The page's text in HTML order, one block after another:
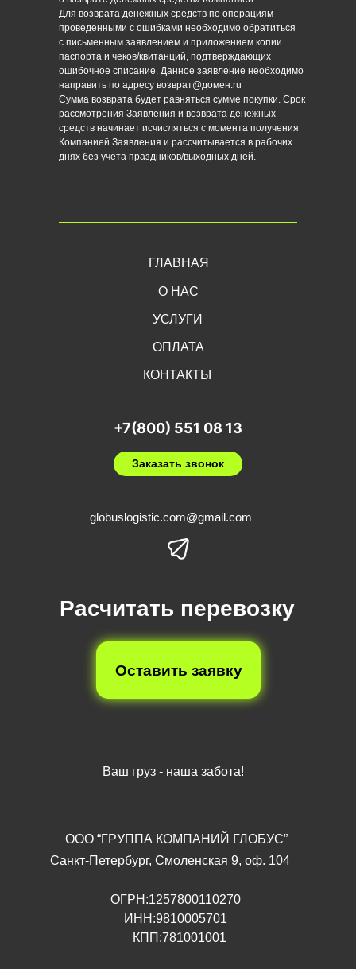
Для возврата денежных средств по операциям
проведенными с ошибками необходимо обратиться
с письменным заявлением и приложением копии
паспорта и чеков/квитанций, подтверждающих
ошибочное списание. Данное заявление необходимо
направить по адресу возврат@домен.ru
Сумма возврата будет равняться сумме покупки. Срок
рассмотрения Заявления и возврата денежных
средств начинает исчисляться с момента получения
Компанией Заявления и рассчитывается в рабочих
днях без учета праздников/выходных дней.
+7(800) 551 08 13
КОНТАКТЫ
ОПЛАТА
УСЛУГИ
О НАС
ГЛАВНАЯ
Заказать звонок
Оставить заявку
ОГРН:1257800110270
ИНН:9810005701
КПП:781001001
Санкт-Петербург, Смоленская 9, оф. 104
Ваш груз - наша забота!
OOO “ГРУППА КОМПАНИЙ ГЛОБУС”
globuslogistic.com@gmail.com
Расчитать перевозку